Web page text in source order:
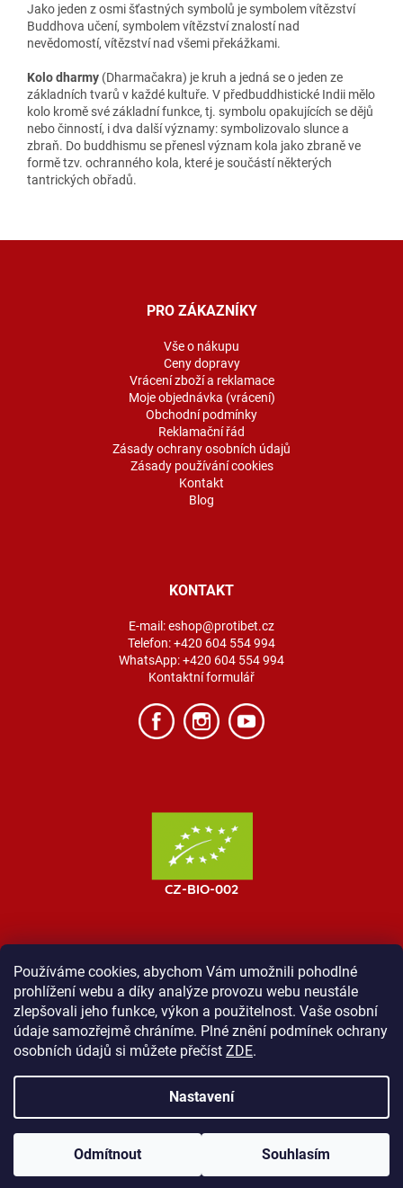
Používáme cookies, abychom Vám umožnili pohodlné
prohlížení webu a díky analýze provozu webu neustále
zlepšovali jeho funkce, výkon a použitelnost. Vaše osobní
údaje samozřejmě chráníme. Plné znění podmínek ochrany
osobních údajů si můžete přečíst ZDE.
Nastavení
Odmítnout Souhlasím
Jako jeden z osmi šťastných symbolů je symbolem vítězství
Buddhova učení, symbolem vítězství znalostí nad
nevědomostí, vítězství nad všemi překážkami.
Kolo dharmy (Dharmačakra) je kruh a jedná se o jeden ze
základních tvarů v každé kultuře. V předbuddhistické Indii mělo
kolo kromě své základní funkce, tj. symbolu opakujících se dějů
nebo činností, i dva další významy: symbolizovalo slunce a
zbraň. Do buddhismu se přenesl význam kola jako zbraně ve
formě tzv. ochranného kola, které je součástí některých
tantrických obřadů.
PRO ZÁKAZNÍKY
Vše o nákupu
Ceny dopravy
Vrácení zboží a reklamace
Moje objednávka (vrácení)
Obchodní podmínky
Reklamační řád
Zásady ochrany osobních údajů
Zásady používání cookies
Kontakt
Blog
KONTAKT
E-mail:eshop@protibet.cz
Telefon:+420 604 554 994
WhatsApp:+420 604 554 994
Kontaktní formulář
MOST ProTibet Vše o nákupu
Obchodní podmínky
Zásady ochrany osobních údajů
Kontakt
Vytvořil Shoptet
Copyright 2026Shop ProTibet . Všechna práva vyhrazena.